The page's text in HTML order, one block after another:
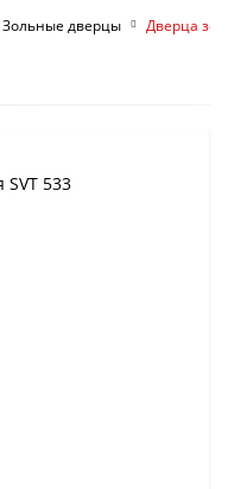
Зольные дверцы Дверца